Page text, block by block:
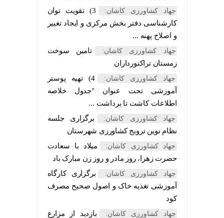
جهاد کشاورزی کاشان:
3) تقویت توان
کارشناسی دفتر بخش مرکزی و ایجاد تغییر
و اصلاح پهنه ...
جهاد کشاورزی کاشان: تامین سوخت
زمستان تراکتورداران
جهاد کشاورزی کاشان:
4) تهیه پوستر
آموزشی تحت عنوان "جدول خلاصه
اطلاعات کاشت تا برداشت ...
جهاد کشاورزی کاشان: برگزاری جلسه
نظام نوین ترویج کشاورزی شهرستان
جهاد کشاورزی کاشان: میلاد با سعادت
حضرت زهرا، روز مادر و روز زن مبارک باد
جهاد کشاورزی کاشان: برگزاری کارگاه
آموزشی تغذیه خاک و اصول صحیح مصرف
جهاد کشاورزی کاشان: بازدید از مزارع